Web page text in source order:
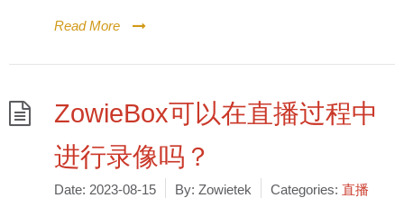
Read More
ZowieBox可以在直播过程中
进行录像吗？
Date: 2023-08-15 By: Zowietek Categories: 直播